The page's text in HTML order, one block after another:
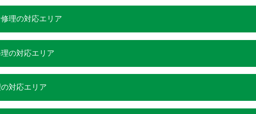
理の対応エリア
の対応エリア
対応エリア